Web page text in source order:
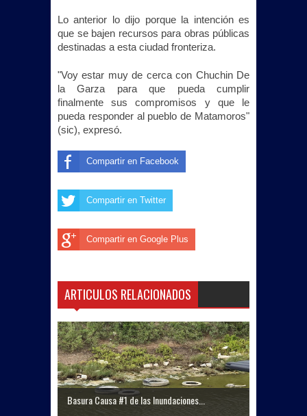
Lo anterior lo dijo porque la intención es
que se bajen recursos para obras públicas
destinadas a esta ciudad fronteriza.
"Voy estar muy de cerca con Chuchin De
la Garza para que pueda cumplir
finalmente sus compromisos y que le
pueda responder al pueblo de Matamoros"
(sic), expresó.
Compartir en Facebook
Compartir en Twitter
Compartir en Google Plus
ARTICULOS RELACIONADOS
Basura Causa #1 de las Inundaciones...